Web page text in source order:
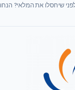
שיחסלו את המלאי?